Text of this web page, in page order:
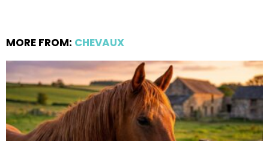
MORE FROM: CHEVAUX